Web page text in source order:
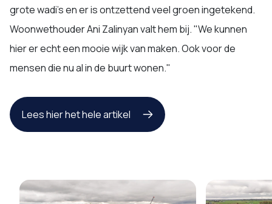
grote wadi's en er is ontzettend veel groen ingetekend.
Woonwethouder Ani Zalinyan valt hem bij. "We kunnen
hier er echt een mooie wijk van maken. Ook voor de
mensen die nu al in de buurt wonen."
Lees hier het hele artikel